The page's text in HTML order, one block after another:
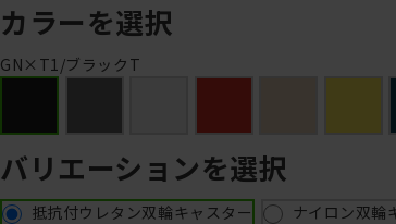
カラーを選択
GN×T1/ブラックT
バリエーションを選択
抵抗付ウレタン双輪キャスター ナイロン双輪